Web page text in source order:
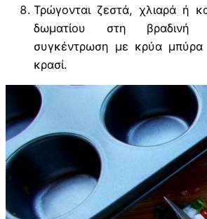
Τρώγονται ζεστά, χλιαρά ή
δωματίου στη βραδινή
συγκέντρωση με κρύα
κρασί.